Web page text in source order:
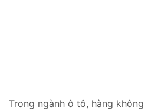
Trong ngành ô tô, hàng không